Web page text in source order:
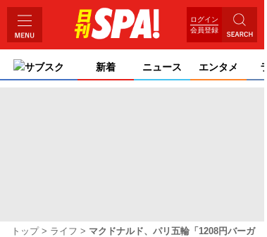
ログイン
会員登録
サブスク 新着 ニュース エンタメ
トップ ライフ
マクドナルド、パリ五輪「1208円バーガ